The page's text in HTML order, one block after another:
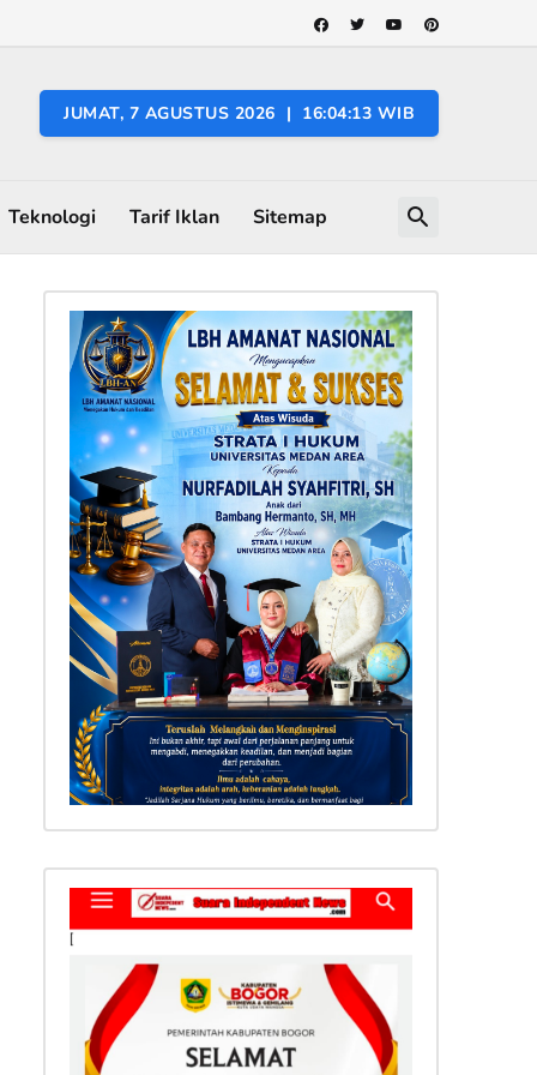
JUMAT, 7 AGUSTUS 2026 | 16:04:14 WIB
Teknologi Tarif Iklan Sitemap